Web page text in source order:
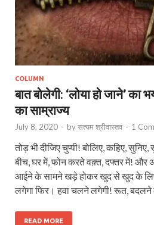
COLUMN
बात बोलेगी: ‘लोया हो जाने’ का
का साम्राज्य
July 8, 2020 - byसत्यम श्रीवास्तव - 1
तोड़ भी दीजिए चुप्पी! बोलिए, कहिए,
बीच, घर में, फोन करते वक़्त, दफ्तर में! और
आईने के सामने खड़े होकर खुद से खुद के लिए
लगेगा फिर। हवा चलने लगेगी! रूत, बदलने
READ MORE